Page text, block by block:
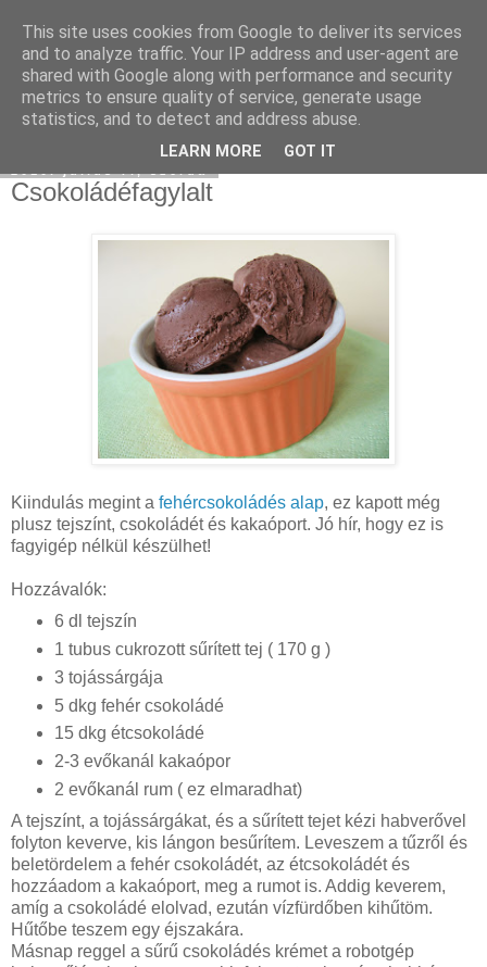
Moha Konyha
Csokoládéfagylalt
Kiindulás megint a fehércsokoládés alap, ez kapott még
plusz tejszínt, csokoládét és kakaóport. Jó hír, hogy ez is
fagyigép nélkül készülhet!
Hozzávalók:
6 dl tejszín
1 tubus cukrozott sűrített tej ( 170 g )
3 tojássárgája
5 dkg fehér csokoládé
15 dkg étcsokoládé
2-3 evőkanál kakaópor
2 evőkanál rum ( ez elmaradhat)
A tejszínt, a tojássárgákat, és a sűrített tejet kézi habverővel
folyton keverve, kis lángon besűrítem. Leveszem a tűzről és
beletördelem a fehér csokoládét, az étcsokoládét és
hozzáadom a kakaóport, meg a rumot is. Addig keverem,
amíg a csokoládé elolvad, ezután vízfürdőben kihűtöm.
Hűtőbe teszem egy éjszakára.
Másnap reggel a sűrű csokoládés krémet a robotgép
This site uses cookies from Google to deliver its services
and to analyze traffic. Your IP address and user-agent are
shared with Google along with performance and security
metrics to ensure quality of service, generate usage
statistics, and to detect and address abuse.
LEARN MORE GOT IT